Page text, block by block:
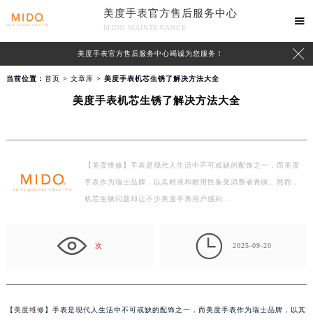
美度手表官方售后服务中心
MIDO MAINTENANCE

美度手表官方售后服务中心竭诚为您服务！ 
当前位置： 首页 > 文章库 > 美度手表机芯生锈了解决方法大全
美度手表机芯生锈了解决方法大全
【美度维修】手表是现代人生活中不可或缺的配饰之一，而美度
手表作为瑞士品牌，以其精准和耐用性备受消费者青睐。然而，
机芯生锈问题却让不少美度手表用户感到…
次  2025-09-20
【美度维修】手表是现代人生活中不可或缺的配饰之一，而美度手表作为瑞士品牌，以其